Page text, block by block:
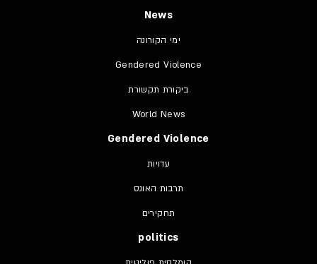
News
ימי הקורונה
Gendered Violence
ביקורת תקשורת
World News
Gendered Violence
עדויות
תרבות האונס
תחקירים
politics